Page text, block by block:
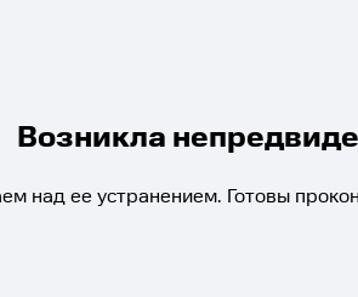
Возникла
над ее устранением. Готовы